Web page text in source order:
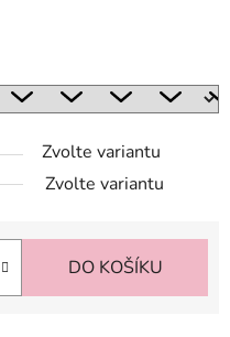
Zvolte variantu
Zvolte variantu
DO KOŠÍKU